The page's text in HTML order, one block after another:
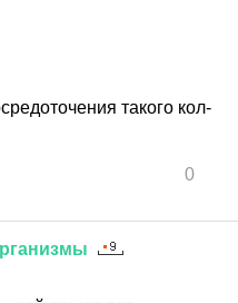
такого кол-
0